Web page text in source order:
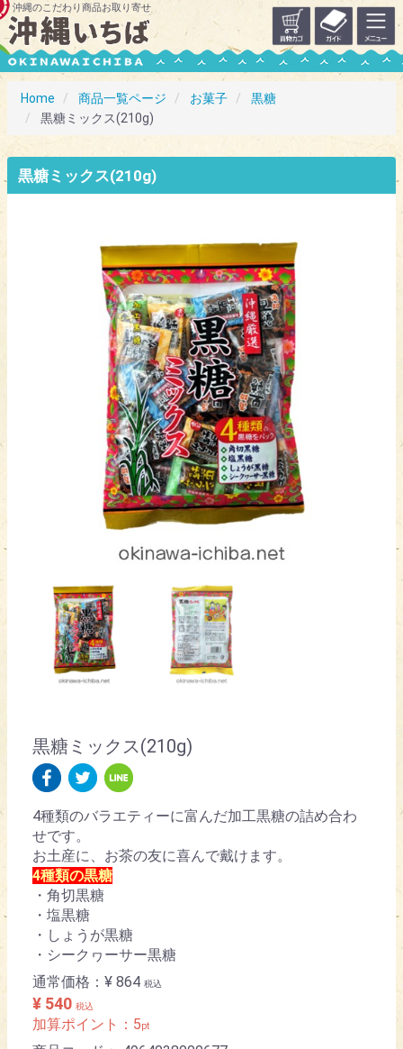
沖縄のこだわり商品お取り寄せ
Home 商品一覧ページ お菓子
黒糖
黒糖ミックス(210g)
黒糖ミックス(210g)
黒糖ミックス(210g)
4種類のバラエティーに富んだ加工黒糖の詰め合わ
せです。
お土産に、お茶の友に喜んで戴けます。
4種類の黒糖
・角切黒糖
・塩黒糖
・しょうが黒糖
・シークヮーサー黒糖
通常価格： ¥ 864 税込
¥ 540 税込
加算ポイント： 5pt